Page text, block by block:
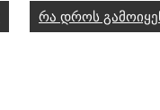
რა დროს